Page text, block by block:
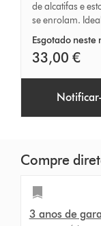
Turbine
de alcatifas e
se enrolam.
Esgotado neste
33,00 €
Compre
3 anos de